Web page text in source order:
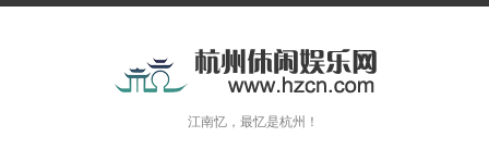
江南忆，最忆是杭州！